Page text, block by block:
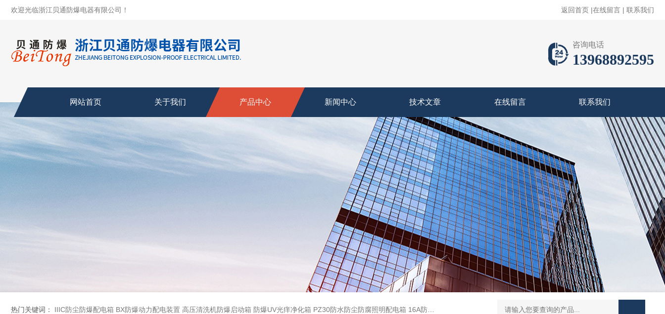
欢迎光临浙江贝通防爆电器有限公司！ 返回首页 |在线留言 | 联系我们
咨询电话
13968892595
网站首页 关于我们 产品中心 新闻中心 技术文章 在线留言 联系我们
热门关键词： IIIC防尘防爆配电箱 BX防爆动力配电装置 高压清洗机防爆启动箱 防爆UV光痒净化箱 PZ30防水防尘防腐照明配电箱 16A防水防尘防腐照明开关 防水防腐检修插座箱 4回路带漏电防爆照明配电箱